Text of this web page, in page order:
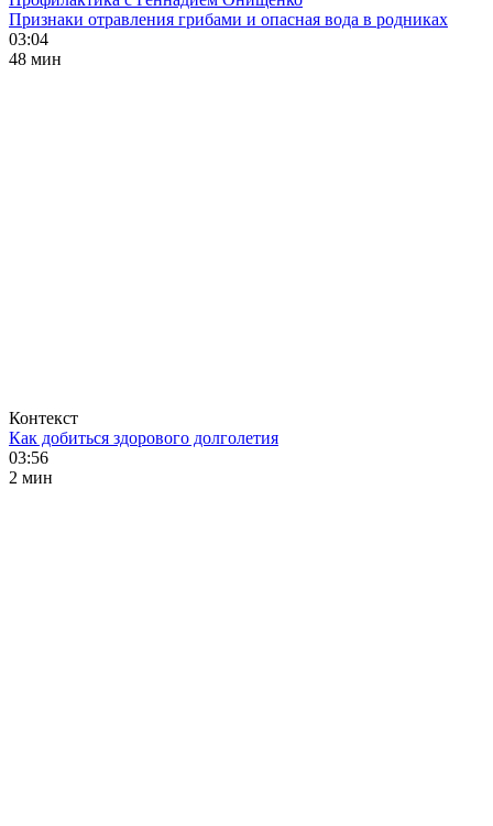
Признаки отравления грибами и опасная вода в родниках
03:04
48 мин
Контекст
Как добиться здорового долголетия
03:56
2 мин